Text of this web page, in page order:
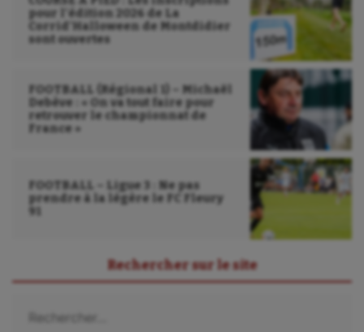
pour l’édition 2026 de La
Corrid’Halloween de Montdidier
sont ouvertes
FOOTBALL (Régional 1) – Michaël
Debève : « On va tout faire pour
retrouver le championnat de
France »
FOOTBALL – Ligue 3 : Ne pas
prendre à la légère le FC Fleury
91
Rechercher sur le site